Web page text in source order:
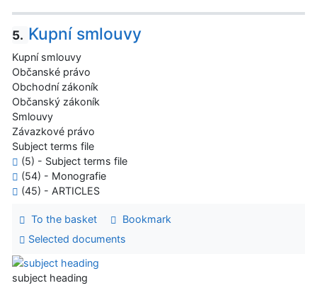
5. Kupní smlouvy
Kupní smlouvy
Občanské právo
Obchodní zákoník
Občanský zákoník
Smlouvy
Závazkové právo
Subject terms file
(5) - Subject terms file
(54) - Monografie
(45) - ARTICLES
To the basket
Bookmark
Selected documents
subject heading